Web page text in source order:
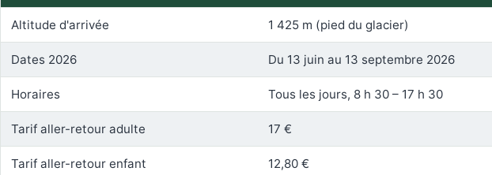
Altitude d'arrivée 1 425 m (pied du glacier)
Dates 2026 Du 13 juin au 13 septembre 2026
Horaires Tous les jours, 8 h 30 – 17 h 30
Tarif aller-retour adulte 17 €
Tarif aller-retour enfant 12,80 €